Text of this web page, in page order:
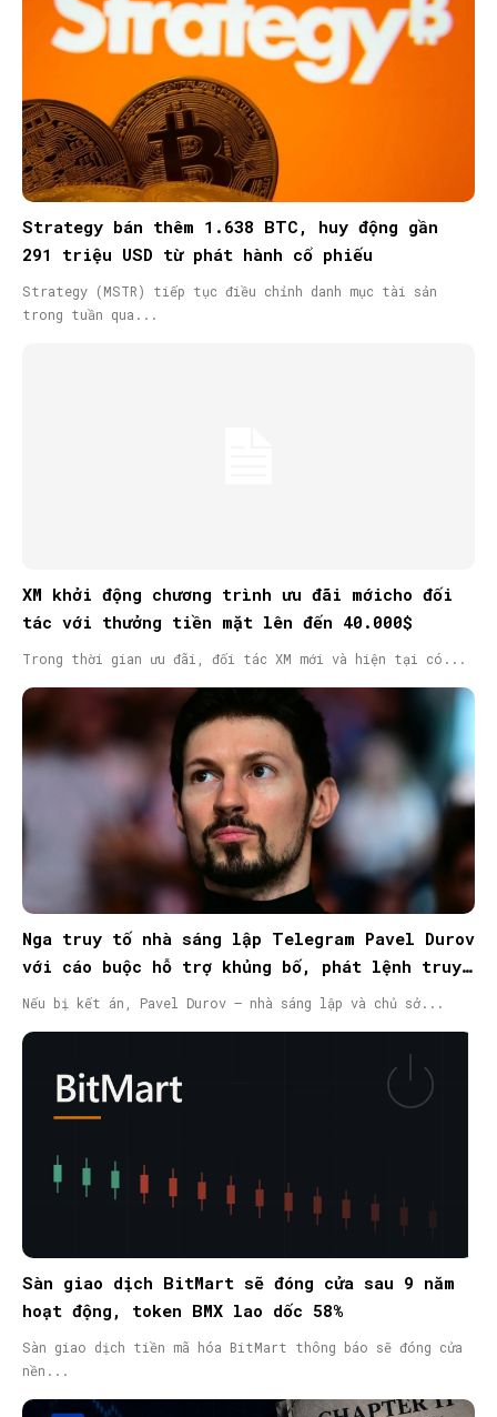
Strategy bán thêm 1.638 BTC, huy động gần
291 triệu USD từ phát hành cổ phiếu
Strategy (MSTR) tiếp tục điều chỉnh danh mục tài sản
trong tuần qua...
XM khởi động chương trình ưu đãi mớicho đối
tác với thưởng tiền mặt lên đến 40.000$
Trong thời gian ưu đãi, đối tác XM mới và hiện tại có...
Nga truy tố nhà sáng lập Telegram Pavel Durov
với cáo buộc hỗ trợ khủng bố, phát lệnh truy
nã quốc tế
Nếu bị kết án, Pavel Durov – nhà sáng lập và chủ sở...
Sàn giao dịch BitMart sẽ đóng cửa sau 9 năm
hoạt động, token BMX lao dốc 58%
Sàn giao dịch tiền mã hóa BitMart thông báo sẽ đóng cửa
nền...